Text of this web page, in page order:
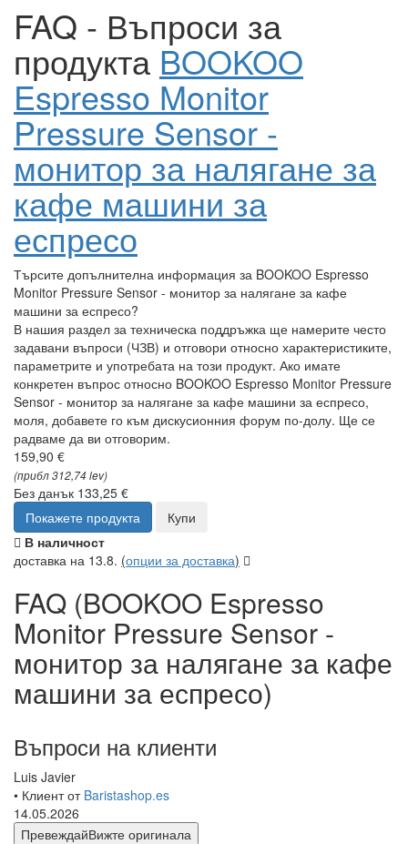
FAQ - Въпроси за
продукта BOOKOO
Espresso Monitor
Pressure Sensor -
монитор за налягане за
кафе машини за
еспресо
Търсите допълнителна информация за BOOKOO Espresso
Monitor Pressure Sensor - монитор за налягане за кафе
машини за еспресо?
В нашия раздел за техническа поддръжка ще намерите често
задавани въпроси (ЧЗВ) и отговори относно характеристиките,
параметрите и употребата на този продукт. Ако имате
конкретен въпрос относно BOOKOO Espresso Monitor Pressure
Sensor - монитор за налягане за кафе машини за еспресо,
моля, добавете го към дискусионния форум по-долу. Ще се
радваме да ви отговорим.
159,90 €
(прибл 312,74 lev)
Без данък 133,25 €
Покажете продукта
Купи
В наличност
доставка на 13.8. (опции за доставка)
FAQ (BOOKOO Espresso
Monitor Pressure Sensor -
монитор за налягане за кафе
машини за еспресо)
Въпроси на клиенти
Luis Javier
• Клиент от Baristashop.es
14.05.2026
ПревеждайВижте оригинала